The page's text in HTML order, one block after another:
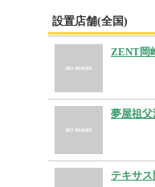
設置店舗(全国)
ZENT岡
夢屋祖父
テキサス